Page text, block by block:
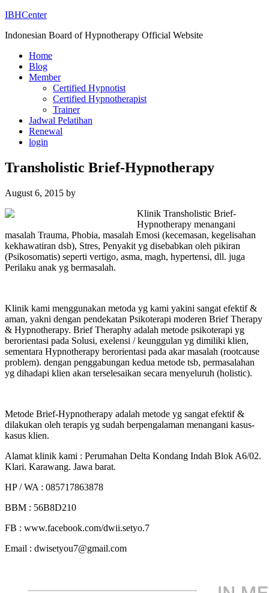
IBHCenter
Indonesian Board of Hypnotherapy Official Website
Home
Blog
Member
Certified Hypnotist
Certified Hypnotherapist
Trainer
Jadwal Pelatihan
Renewal
login
Transholistic Brief-Hypnotherapy
August 6, 2015 by
Klinik Transholistic Brief-
Hypnotherapy menangani
masalah Trauma, Phobia, masalah Emosi (kecemasan, kegelisahan
kekhawatiran dsb), Stres, Penyakit yg disebabkan oleh pikiran
(Psikosomatis) seperti vertigo, asma, magh, hypertensi, dll. juga
Perilaku anak yg bermasalah.
Klinik kami menggunakan metoda yg kami yakini sangat efektif &
aman, yakni dengan pendekatan Psikoterapi moderen Brief Therapy
& Hypnotherapy. Brief Theraphy adalah metode psikoterapi yg
berorientasi pada Solusi, exelensi / keunggulan yg dimiliki klien,
sementara Hypnotherapy berorientasi pada akar masalah (rootcause
problem). dengan penggabungan kedua metode tsb, permasalahan
yg dihadapi klien akan terselesaikan secara menyeluruh (holistic).
Metode Brief-Hypnotherapy adalah metode yg sangat efektif &
dilakukan oleh terapis yg sudah berpengalaman menangani kasus-
kasus klien.
Alamat klinik kami : Perumahan Delta Kondang Indah Blok A6/02.
Klari. Karawang. Jawa barat.
HP / WA : 085717863878
BBM : 56B8D210
FB : www.facebook.com/dwii.setyo.7
Email : dwisetyou7@gmail.com